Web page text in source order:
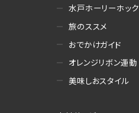
水戸ホーリーホック
旅のススメ
おでかけガイド
オレンジリボン運動
美味しおスタイル